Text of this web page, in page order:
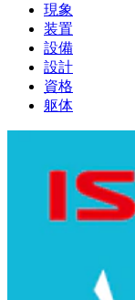
現象
装置
設備
設計
資格
躯体